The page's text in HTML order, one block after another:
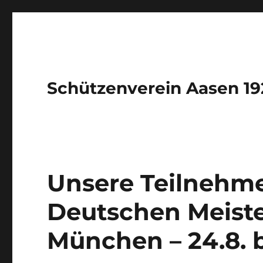
Schützenverein Aasen
Unsere
Deutschen
München – 24.8.